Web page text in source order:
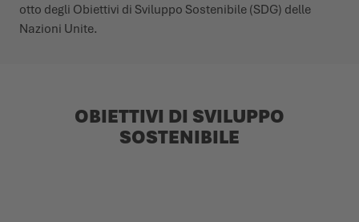
otto degli Obiettivi di Sviluppo Sostenibile (SDG) delle
Nazioni Unite.
OBIETTIVI DI SVILUPPO
SOSTENIBILE